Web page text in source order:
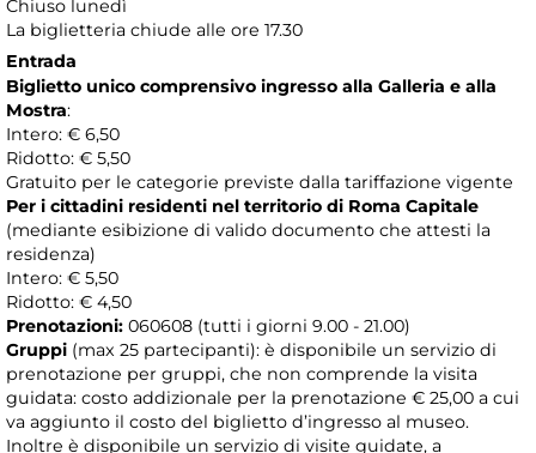
Chiuso lunedì
La biglietteria chiude alle ore 17.30
Entrada
Biglietto unico comprensivo ingresso alla Galleria e alla
Mostra:
Intero: € 6,50
Ridotto: € 5,50
Gratuito per le categorie previste dalla tariffazione vigente
Per i cittadini residenti nel territorio di Roma Capitale
(mediante esibizione di valido documento che attesti la
residenza)
Intero: € 5,50
Ridotto: € 4,50
Prenotazioni: 060608 (tutti i giorni 9.00 - 21.00)
Gruppi (max 25 partecipanti): è disponibile un servizio di
prenotazione per gruppi, che non comprende la visita
guidata: costo addizionale per la prenotazione € 25,00 a cui
va aggiunto il costo del biglietto d’ingresso al museo.
Inoltre è disponibile un servizio di visite guidate, a